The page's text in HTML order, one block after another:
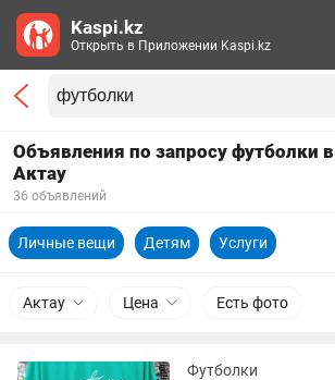
Объявления по запросу футболки в
Актау
36 объявлений
Личные вещи Детям Услуги
Актау Цена Есть фото
Футболки
Kaspi.kz
Открыть в Приложении Kaspi.kz